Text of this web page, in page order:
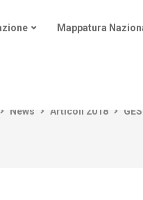
Mappatura
News Articoli 2018